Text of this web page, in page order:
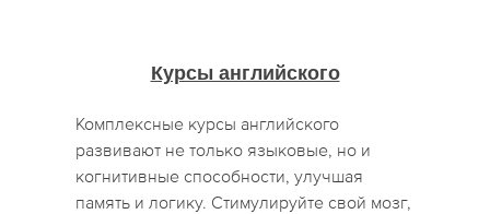
Курсы английского
Комплексные курсы английского
развивают не только языковые, но и
когнитивные способности, улучшая
память и логику. Стимулируйте свой мозг,